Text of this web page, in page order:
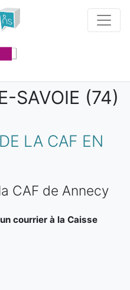
SAVOIE (74)
LA CAF EN
CAF de Annecy
courrier à la Caisse